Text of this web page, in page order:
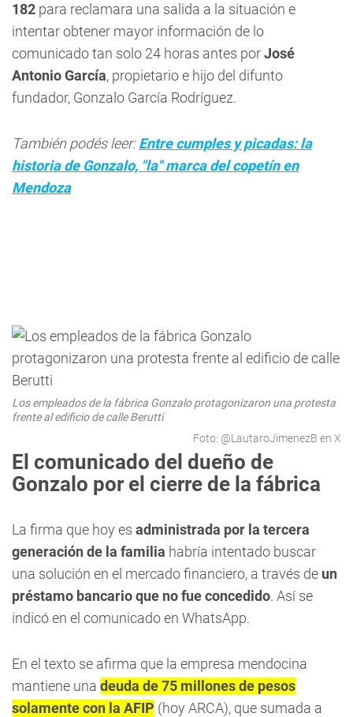
182 para reclamara una salida a la situación e
intentar obtener mayor información de lo
comunicado tan solo 24 horas antes porJosé
Antonio García, propietario e hijo del difunto
fundador, Gonzalo García Rodríguez.
También podés leer:Entre cumples y picadas: la
historia de Gonzalo, "la" marca del copetín en
Mendoza
Los empleados de la fábrica Gonzalo protagonizaron una protesta
frente al edificio de calle Berutti
Foto: @LautaroJimenezB en X
El comunicado del dueño de
Gonzalo por el cierre de la fábrica
La firma que hoy es administrada por la tercera
generación de la familia habría intentado buscar
una solución en el mercado financiero, a través de un
préstamo bancario que no fue concedido. Así se
indicó en el comunicado en WhatsApp.
En el texto se afirma que la empresa mendocina
mantiene una deuda de 75 millones de pesos
solamente con la AFIP (hoy ARCA), que sumada a